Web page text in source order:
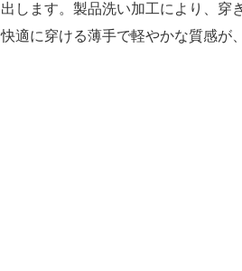
出します。製品洗い加工により、穿
快適に穿ける薄手で軽やかな質感が